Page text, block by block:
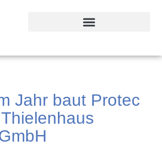
Jahr baut Protec